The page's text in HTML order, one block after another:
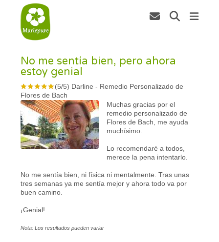
No me sentía bien, pero ahora
estoy genial
(5/5) Darline - Remedio Personalizado de
Flores de Bach
Muchas gracias por el
remedio personalizado de
Flores de Bach, me ayuda
muchísimo.
Lo recomendaré a todos,
merece la pena intentarlo.
No me sentía bien, ni física ni mentalmente. Tras unas
tres semanas ya me sentía mejor y ahora todo va por
buen camino.
¡Genial!
Nota: Los resultados pueden variar